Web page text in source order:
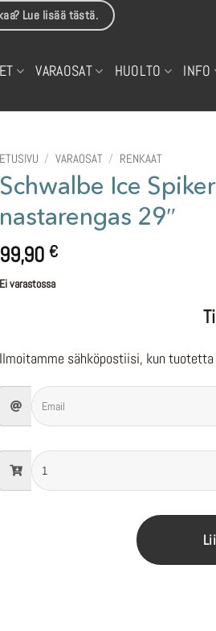
Lue lisää tästä.
VARAOSAT HUOLTO INFO
ETUSIVU / VARAOSAT / RENKAAT
Schwalbe Ice
nastarengas 29″
99,90 €
Ei varastossa
Ilmoitamme sähköpostiisi, kun